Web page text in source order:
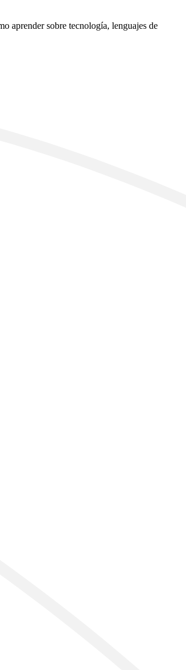
aprender sobre tecnología, lenguajes de